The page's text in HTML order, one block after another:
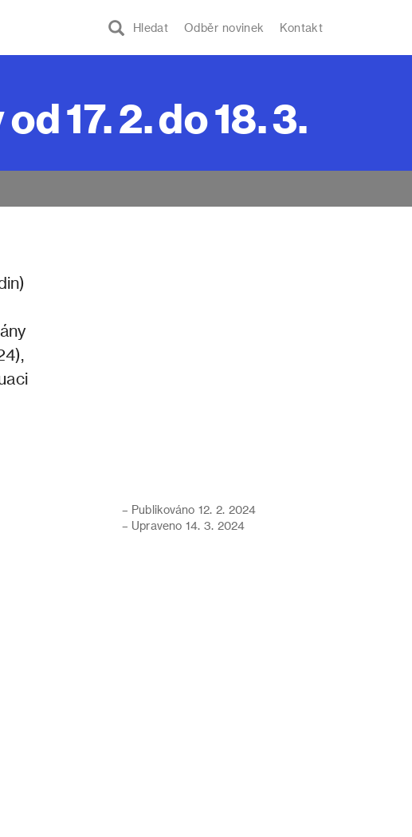
Hledat Odběr novinek Kontakt
17. 2. do 18. 3.
– Publikováno 12. 2. 2024
– Upraveno 14. 3. 2024